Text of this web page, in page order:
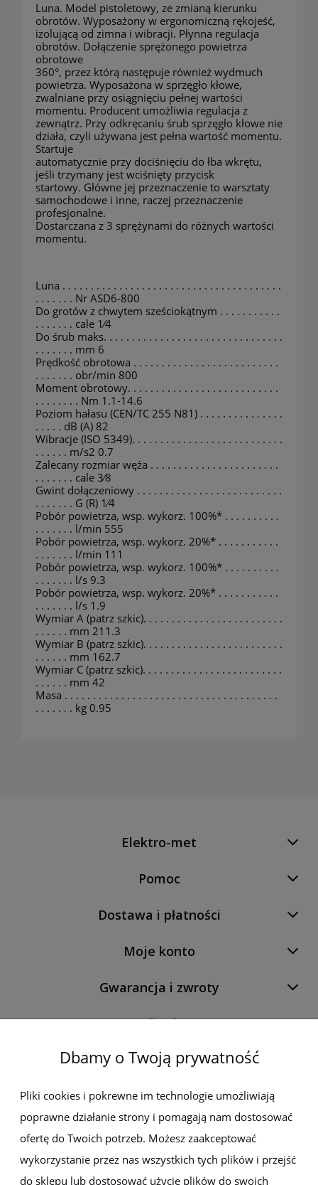
Luna. Model pistoletowy, ze zmianą kierunku
obrotów. Wyposażony w ergonomiczną rękojeść,
izolującą od zimna i wibracji. Płynna regulacja
obrotów. Dołączenie sprężonego powietrza
obrotowe
360°, przez którą następuje również wydmuch
powietrza. Wyposażona w sprzęgło kłowe,
zwalniane przy osiągnięciu pełnej wartości
momentu. Producent umożliwia regulacja z
zewnątrz. Przy odkręcaniu śrub sprzęgło kłowe nie
działa, czyli używana jest pełna wartość momentu.
Startuje
automatycznie przy dociśnięciu do łba wkrętu,
jeśli trzymany jest wciśnięty przycisk
startowy. Główne jej przeznaczenie to warsztaty
samochodowe i inne, raczej przeznaczenie
profesjonalne.
Dostarczana z 3 sprężynami do różnych wartości
momentu.
Luna . . . . . . . . . . . . . . . . . . . . . . . . . . . . . . . . . . . . . . .
. . . . . . . Nr ASD6-800
Do grotów z chwytem sześciokątnym . . . . . . . . . . .
. . . . . . . cale 1⁄4
Do śrub maks. . . . . . . . . . . . . . . . . . . . . . . . . . . . . . . .
. . . . . . . mm 6
Prędkość obrotowa . . . . . . . . . . . . . . . . . . . . . . . . . .
. . . . . . . obr/min 800
Moment obrotowy. . . . . . . . . . . . . . . . . . . . . . . . . . .
. . . . . . . . Nm 1.1-14.6
Poziom hałasu (CEN/TC 255 N81) . . . . . . . . . . . . . . .
. . . . . dB (A) 82
Wibracje (ISO 5349). . . . . . . . . . . . . . . . . . . . . . . . . . .
. . . . . . m/s2 0.7
Zalecany rozmiar węża . . . . . . . . . . . . . . . . . . . . . . .
. . . . . . . cale 3⁄8
Gwint dołączeniowy . . . . . . . . . . . . . . . . . . . . . . . . . .
. . . . . . . G (R) 1⁄4
Pobór powietrza, wsp. wykorz. 100%* . . . . . . . . . .
. . . . . . . l/min 555
Pobór powietrza, wsp. wykorz. 20%* . . . . . . . . . . .
. . . . . . . l/min 111
Pobór powietrza, wsp. wykorz. 100%* . . . . . . . . . .
. . . . . . . l/s 9.3
Pobór powietrza, wsp. wykorz. 20%* . . . . . . . . . . .
. . . . . . . l/s 1.9
Wymiar A (patrz szkic). . . . . . . . . . . . . . . . . . . . . . . . .
. . . . . . mm 211.3
Wymiar B (patrz szkic). . . . . . . . . . . . . . . . . . . . . . . . .
. . . . . . mm 162.7
Wymiar C (patrz szkic). . . . . . . . . . . . . . . . . . . . . . . . .
. . . . . . mm 42
Masa . . . . . . . . . . . . . . . . . . . . . . . . . . . . . . . . . . . . . .
. . . . . . . kg 0.95
Elektro-met
Pomoc
Dostawa i płatności
Moje konto
Gwarancja i zwroty
O firmie
Newsletter
Zapisz się do newslettera, aby być na bieżąco z nowościami i
promocjami
Dbamy o Twoją prywatność
Pliki cookies i pokrewne im technologie umożliwiają
poprawne działanie strony i pomagają nam dostosować
ofertę do Twoich potrzeb. Możesz zaakceptować
wykorzystanie przez nas wszystkich tych plików i przejść
do sklepu lub dostosować użycie plików do swoich